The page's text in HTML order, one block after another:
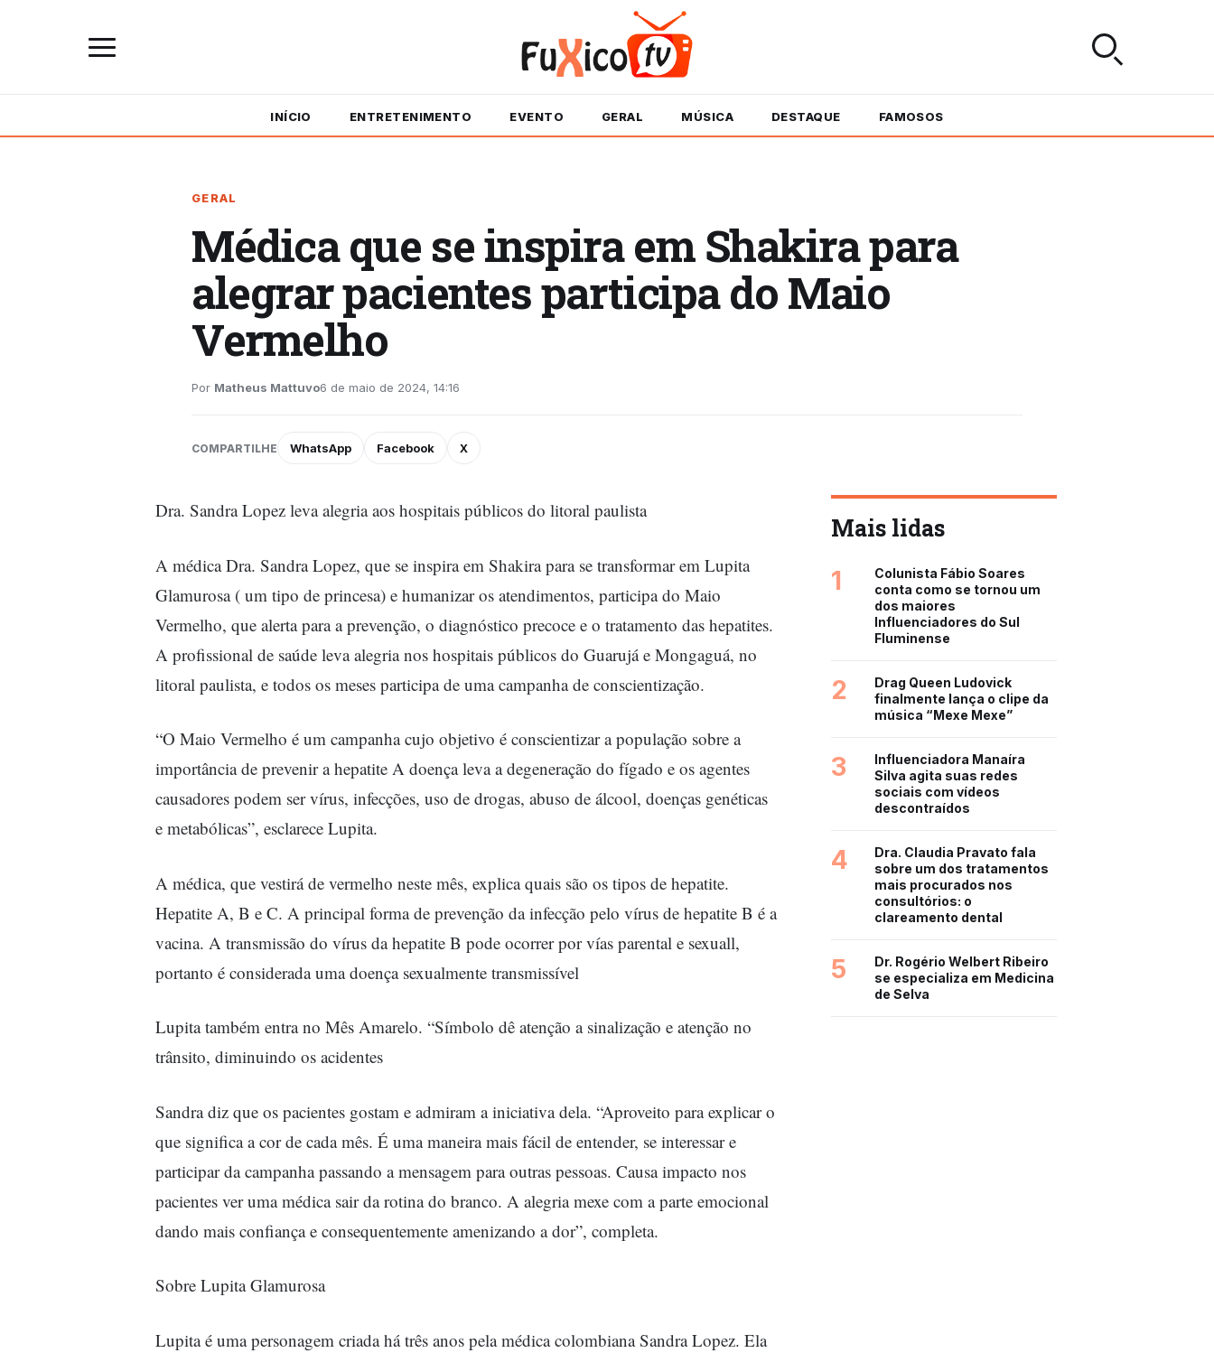
INÍCIO ENTRETENIMENTO EVENTO GERAL MÚSICA DESTAQUE FAMOSOS
GERAL
Médica que se inspira em Shakira para
alegrar pacientes participa do Maio
Vermelho
Por Matheus Mattuvo6 de maio de 2024, 14:16
COMPARTILHE WhatsApp Facebook X
Dra. Sandra Lopez leva alegria aos hospitais públicos do litoral paulista
A médica Dra. Sandra Lopez, que se inspira em Shakira para se transformar em Lupita
Glamurosa ( um tipo de princesa) e humanizar os atendimentos, participa do Maio
Vermelho, que alerta para a prevenção, o diagnóstico precoce e o tratamento das hepatites.
A profissional de saúde leva alegria nos hospitais públicos do Guarujá e Mongaguá, no
litoral paulista, e todos os meses participa de uma campanha de conscientização.
“O Maio Vermelho é um campanha cujo objetivo é conscientizar a população sobre a
importância de prevenir a hepatite A doença leva a degeneração do fígado e os agentes
causadores podem ser vírus, infecções, uso de drogas, abuso de álcool, doenças genéticas
e metabólicas”, esclarece Lupita.
A médica, que vestirá de vermelho neste mês, explica quais são os tipos de hepatite.
Hepatite A, B e C. A principal forma de prevenção da infecção pelo vírus de hepatite B é a
vacina. A transmissão do vírus da hepatite B pode ocorrer por vías parental e sexuall,
portanto é considerada uma doença sexualmente transmissível
Lupita também entra no Mês Amarelo. “Símbolo dê atenção a sinalização e atenção no
trânsito, diminuindo os acidentes
Sandra diz que os pacientes gostam e admiram a iniciativa dela. “Aproveito para explicar o
que significa a cor de cada mês. É uma maneira mais fácil de entender, se interessar e
participar da campanha passando a mensagem para outras pessoas. Causa impacto nos
pacientes ver uma médica sair da rotina do branco. A alegria mexe com a parte emocional
dando mais confiança e consequentemente amenizando a dor”, completa.
Sobre Lupita Glamurosa
Lupita é uma personagem criada há três anos pela médica colombiana Sandra Lopez. Ela
Mais lidas
1
Colunista Fábio Soares
conta como se tornou um
dos maiores
Influenciadores do Sul
Fluminense
2
Drag Queen Ludovick
finalmente lança o clipe da
música “Mexe Mexe”
3
Influenciadora Manaíra
Silva agita suas redes
sociais com vídeos
descontraídos
4
Dra. Claudia Pravato fala
sobre um dos tratamentos
mais procurados nos
consultórios: o
clareamento dental
5
Dr. Rogério Welbert Ribeiro
se especializa em Medicina
de Selva